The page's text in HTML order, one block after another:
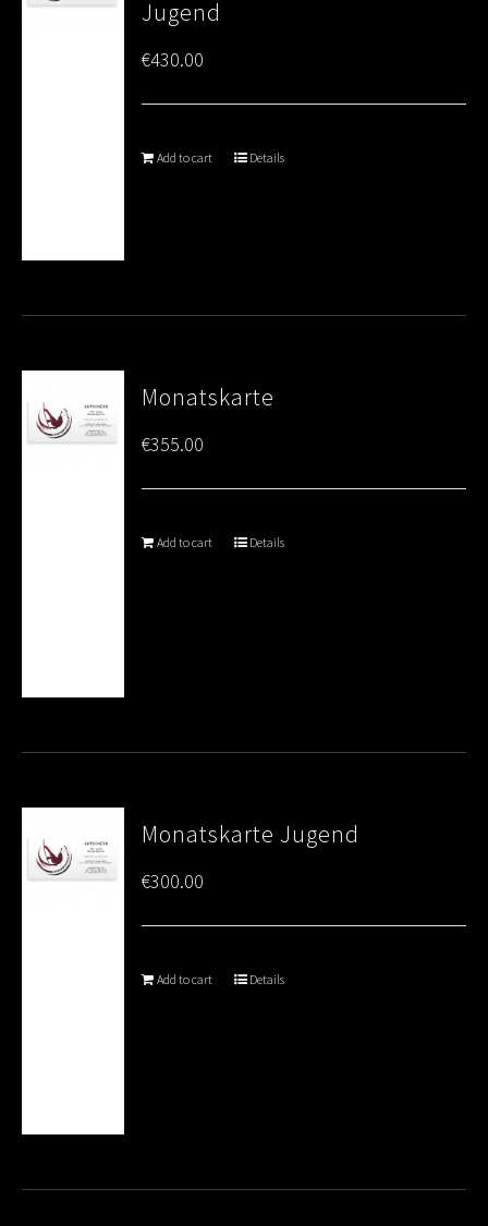
Jugend
€430.00
Add to cart Details
Monatskarte
€355.00
Add to cart Details
Monatskarte Jugend
€300.00
Add to cart Details